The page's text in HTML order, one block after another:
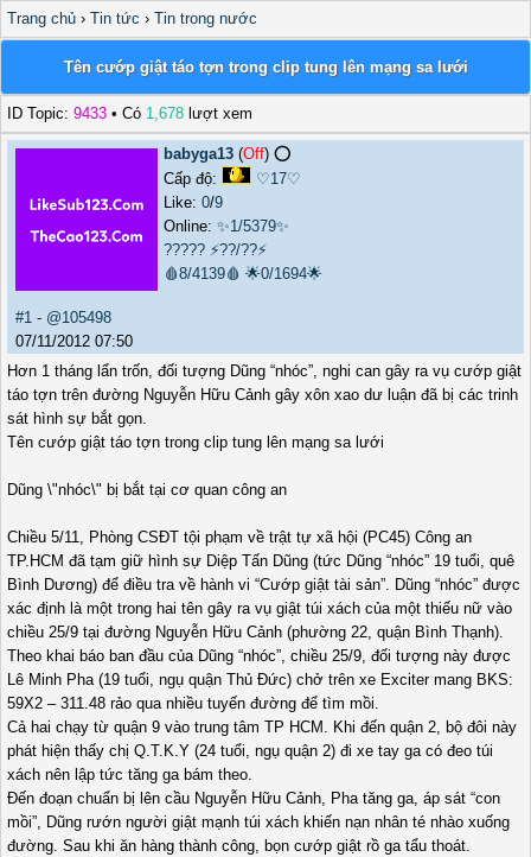
Trang chủ › Tin tức › Tin trong nước
Tên cướp giật táo tợn trong clip tung lên mạng sa lưới
ID Topic: 9433 • Có 1,678 lượt xem
babyga13 (Off) ⭕️
Cấp độ:
♡17♡
Like: 0/9
Online: ✨1/5379✨
????? ⚡??/??⚡
🩸8/4139🩸 🌟0/1694🌟
#1 - @105498
07/11/2012 07:50
Hơn 1 tháng lẩn trốn, đối tượng Dũng “nhóc”, nghi can gây ra vụ cướp giật
táo tợn trên đường Nguyễn Hữu Cảnh gây xôn xao dư luận đã bị các trinh
sát hình sự bắt gọn.
Tên cướp giật táo tợn trong clip tung lên mạng sa lưới
Dũng \"nhóc\" bị bắt tại cơ quan công an
Chiều 5/11, Phòng CSĐT tội phạm về trật tự xã hội (PC45) Công an
TP.HCM đã tạm giữ hình sự Diệp Tấn Dũng (tức Dũng “nhóc” 19 tuổi, quê
Bình Dương) để điều tra về hành vi “Cướp giật tài sản”. Dũng “nhóc” được
xác định là một trong hai tên gây ra vụ giật túi xách của một thiếu nữ vào
chiều 25/9 tại đường Nguyễn Hữu Cảnh (phường 22, quận Bình Thạnh).
Theo khai báo ban đầu của Dũng “nhóc”, chiều 25/9, đối tượng này được
Lê Minh Pha (19 tuổi, ngụ quận Thủ Đức) chở trên xe Exciter mang BKS:
59X2 – 311.48 rảo qua nhiều tuyến đường để tìm mồi.
Cả hai chạy từ quận 9 vào trung tâm TP HCM. Khi đến quận 2, bộ đôi này
phát hiện thấy chị Q.T.K.Y (24 tuổi, ngụ quận 2) đi xe tay ga có đeo túi
xách nên lập tức tăng ga bám theo.
Đến đoạn chuẩn bị lên cầu Nguyễn Hữu Cảnh, Pha tăng ga, áp sát “con
mồi”, Dũng rướn người giật mạnh túi xách khiến nạn nhân té nhào xuống
đường. Sau khi ăn hàng thành công, bọn cướp giật rồ ga tẩu thoát.